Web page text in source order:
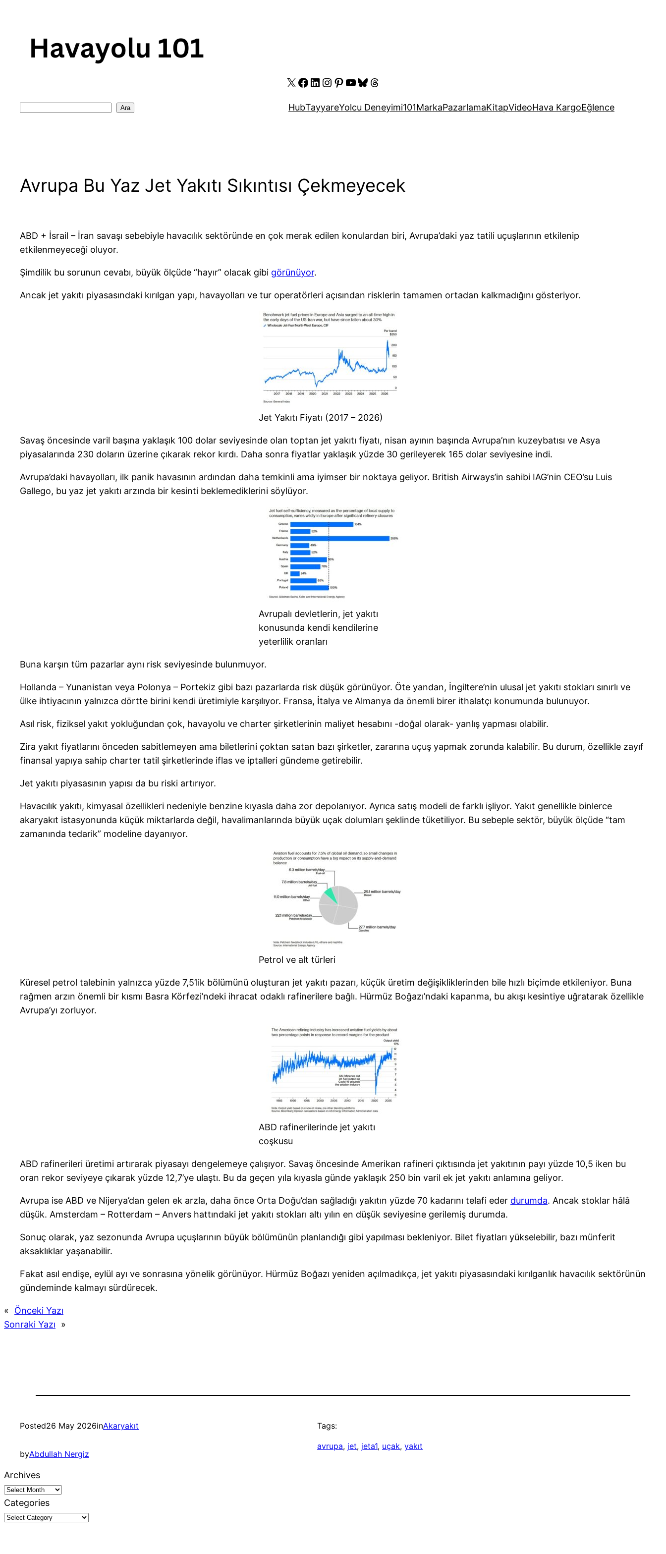
content
X Facebook
LinkedIn
Instagram
Pinterest
YouTube
Bluesky
Threads
Ara HubTayyareYolcu Deneyimi101MarkaPazarlamaKitapVideoHava KargoEğlence
Avrupa Bu Yaz Jet Yakıtı Sıkıntısı Çekmeyecek
ABD + İsrail – İran savaşı sebebiyle havacılık sektöründe en çok merak edilen konulardan biri, Avrupa’daki yaz tatili uçuşlarının etkilenip
etkilenmeyeceği oluyor.
Şimdilik bu sorunun cevabı, büyük ölçüde “hayır” olacak gibi görünüyor.
Ancak jet yakıtı piyasasındaki kırılgan yapı, havayolları ve tur operatörleri açısından risklerin tamamen ortadan kalkmadığını gösteriyor.
Jet Yakıtı Fiyatı (2017 – 2026)
Savaş öncesinde varil başına yaklaşık 100 dolar seviyesinde olan toptan jet yakıtı fiyatı, nisan ayının başında Avrupa’nın kuzeybatısı ve Asya
piyasalarında 230 doların üzerine çıkarak rekor kırdı. Daha sonra fiyatlar yaklaşık yüzde 30 gerileyerek 165 dolar seviyesine indi.
Avrupa’daki havayolları, ilk panik havasının ardından daha temkinli ama iyimser bir noktaya geliyor. British Airways’in sahibi IAG’nin CEO’su Luis
Gallego, bu yaz jet yakıtı arzında bir kesinti beklemediklerini söylüyor.
Avrupalı devletlerin, jet yakıtı
konusunda kendi kendilerine
yeterlilik oranları
Buna karşın tüm pazarlar aynı risk seviyesinde bulunmuyor.
Hollanda – Yunanistan veya Polonya – Portekiz gibi bazı pazarlarda risk düşük görünüyor. Öte yandan, İngiltere’nin ulusal jet yakıtı stokları sınırlı ve
ülke ihtiyacının yalnızca dörtte birini kendi üretimiyle karşılıyor. Fransa, İtalya ve Almanya da önemli birer ithalatçı konumunda bulunuyor.
Asıl risk, fiziksel yakıt yokluğundan çok, havayolu ve charter şirketlerinin maliyet hesabını -doğal olarak- yanlış yapması olabilir.
Zira yakıt fiyatlarını önceden sabitlemeyen ama biletlerini çoktan satan bazı şirketler, zararına uçuş yapmak zorunda kalabilir. Bu durum, özellikle zayıf
finansal yapıya sahip charter tatil şirketlerinde iflas ve iptalleri gündeme getirebilir.
Jet yakıtı piyasasının yapısı da bu riski artırıyor.
Havacılık yakıtı, kimyasal özellikleri nedeniyle benzine kıyasla daha zor depolanıyor. Ayrıca satış modeli de farklı işliyor. Yakıt genellikle binlerce
akaryakıt istasyonunda küçük miktarlarda değil, havalimanlarında büyük uçak dolumları şeklinde tüketiliyor. Bu sebeple sektör, büyük ölçüde “tam
zamanında tedarik” modeline dayanıyor.
Petrol ve alt türleri
Küresel petrol talebinin yalnızca yüzde 7,5’lik bölümünü oluşturan jet yakıtı pazarı, küçük üretim değişikliklerinden bile hızlı biçimde etkileniyor. Buna
rağmen arzın önemli bir kısmı Basra Körfezi’ndeki ihracat odaklı rafinerilere bağlı. Hürmüz Boğazı’ndaki kapanma, bu akışı kesintiye uğratarak özellikle
Avrupa’yı zorluyor.
ABD rafinerilerinde jet yakıtı
coşkusu
ABD rafinerileri üretimi artırarak piyasayı dengelemeye çalışıyor. Savaş öncesinde Amerikan rafineri çıktısında jet yakıtının payı yüzde 10,5 iken bu
oran rekor seviyeye çıkarak yüzde 12,7’ye ulaştı. Bu da geçen yıla kıyasla günde yaklaşık 250 bin varil ek jet yakıtı anlamına geliyor.
Avrupa ise ABD ve Nijerya’dan gelen ek arzla, daha önce Orta Doğu’dan sağladığı yakıtın yüzde 70 kadarını telafi eder durumda. Ancak stoklar hâlâ
düşük. Amsterdam – Rotterdam – Anvers hattındaki jet yakıtı stokları altı yılın en düşük seviyesine gerilemiş durumda.
Sonuç olarak, yaz sezonunda Avrupa uçuşlarının büyük bölümünün planlandığı gibi yapılması bekleniyor. Bilet fiyatları yükselebilir, bazı münferit
aksaklıklar yaşanabilir.
Fakat asıl endişe, eylül ayı ve sonrasına yönelik görünüyor. Hürmüz Boğazı yeniden açılmadıkça, jet yakıtı piyasasındaki kırılganlık havacılık sektörünün
gündeminde kalmayı sürdürecek.
«
Önceki Yazı
Sonraki Yazı
»
Posted26 May 2026inAkaryakıt
byAbdullah Nergiz
Tags:
avrupa, jet, jeta1, uçak, yakıt
Archives
Categories